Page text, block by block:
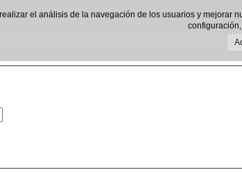
el análisis de la navegación de los usuarios y